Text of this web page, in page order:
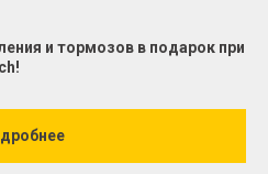
и тормозов в подарок при